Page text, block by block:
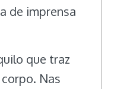
de imprensa
que traz
Nas